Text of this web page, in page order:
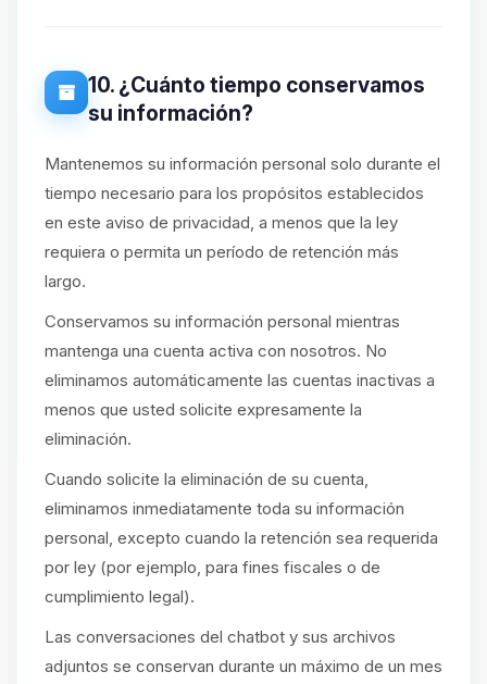
10. ¿Cuánto tiempo conservamos
su información?
Mantenemos su información personal solo durante el
tiempo necesario para los propósitos establecidos
en este aviso de privacidad, a menos que la ley
requiera o permita un período de retención más
largo.
Conservamos su información personal mientras
mantenga una cuenta activa con nosotros. No
eliminamos automáticamente las cuentas inactivas a
menos que usted solicite expresamente la
eliminación.
Cuando solicite la eliminación de su cuenta,
eliminamos inmediatamente toda su información
personal, excepto cuando la retención sea requerida
por ley (por ejemplo, para fines fiscales o de
cumplimiento legal).
Las conversaciones del chatbot y sus archivos
adjuntos se conservan durante un máximo de un mes